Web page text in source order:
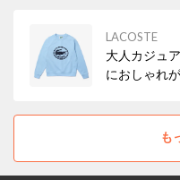
LACOSTE
大人カジュ
におしゃれ
も